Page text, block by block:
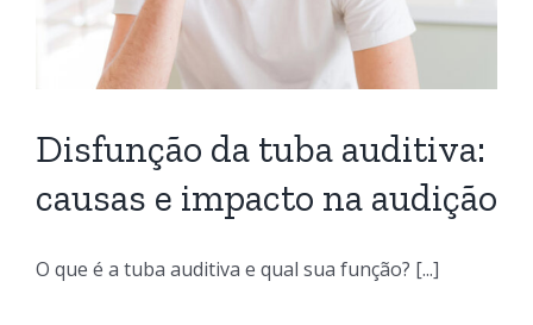
Disfunção da tuba auditiva:
causas e impacto na audição
O que é a tuba auditiva e qual sua função? [...]